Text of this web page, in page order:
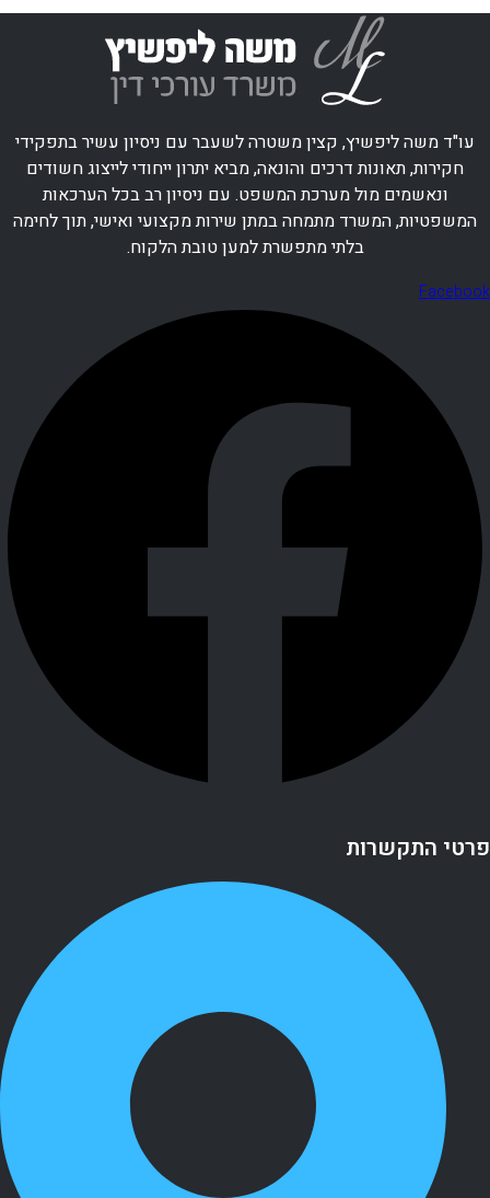
עו"ד משה ליפשיץ, קצין משטרה לשעבר עם ניסיון עשיר בתפקידי
חקירות, תאונות דרכים והונאה, מביא יתרון ייחודי לייצוג חשודים
ונאשמים מול מערכת המשפט. עם ניסיון רב בכל הערכאות
המשפטיות, המשרד מתמחה במתן שירות מקצועי ואישי, תוך לחימה
בלתי מתפשרת למען טובת הלקוח.
Facebook
פרטי התקשרות